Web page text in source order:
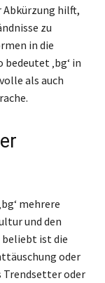
Abkürzung hilft,
zu
in die
‚bg‘ in
als auch
mehrere
und den
beliebt ist die
oder
Trendsetter oder